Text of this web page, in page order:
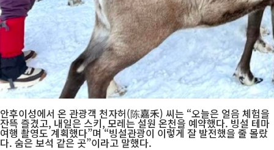
안후이성에서 온 관광객 천자허(陈嘉禾) 씨는 “오늘은 얼음 체험을
잔뜩 즐겼고, 내일은 스키, 모레는 설원 온천을 예약했다. 빙설 테마
여행 촬영도 계획했다”며 “빙설관광이 이렇게 잘 발전했을 줄 몰랐
다. 숨은 보석 같은 곳”이라고 말했다.